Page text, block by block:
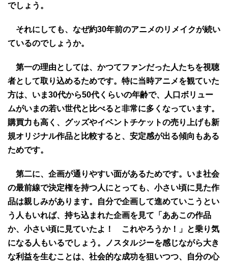
でしょう。
それにしても、なぜ約30年前のアニメのリメイクが続い
ているのでしょうか。
第一の理由としては、かつてファンだった人たちを視聴
者として取り込めるためです。特に当時アニメを観ていた
方は、いま30代から50代くらいの年齢で、人口ボリュー
ムがいまの若い世代と比べると非常に多くなっています。
購買力も高く、グッズやイベントチケットの売り上げも新
規オリジナル作品と比較すると、安定感が出る傾向もある
ためです。
第二に、企画が通りやすい面があるためです。いま社会
の最前線で決定権を持つ人にとっても、小さい頃に見た作
品は親しみがあります。自分で企画して進めていこうとい
う人もいれば、持ち込まれた企画を見て「ああこの作品
か、小さい頃に見ていたよ！ これやろうか！」と乗り気
になる人もいるでしょう。ノスタルジーを感じながら大き
な利益を生むことは、社会的な成功を狙いつつ、自分の心